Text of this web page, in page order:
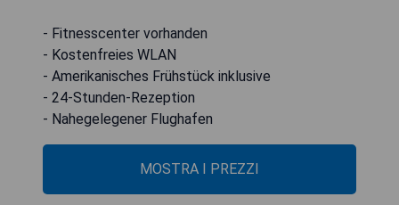
- Fitnesscenter vorhanden
- Kostenfreies WLAN
- Amerikanisches Frühstück inklusive
- 24-Stunden-Rezeption
- Nahegelegener Flughafen
MOSTRA I PREZZI